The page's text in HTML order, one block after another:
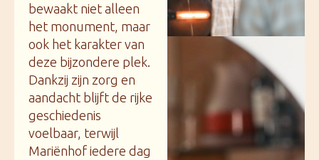
bewaakt niet alleen
het monument, maar
ook het karakter van
deze bijzondere plek.
Dankzij zijn zorg en
aandacht blijft de rijke
geschiedenis
voelbaar, terwijl
Mariënhof iedere dag